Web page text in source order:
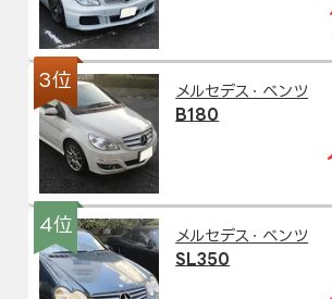
3位
メルセデス・ベンツ
B180
4位
メルセデス・ベンツ
SL350